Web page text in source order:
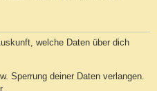
welche Daten über dich
Sperrung deiner Daten verlangen.